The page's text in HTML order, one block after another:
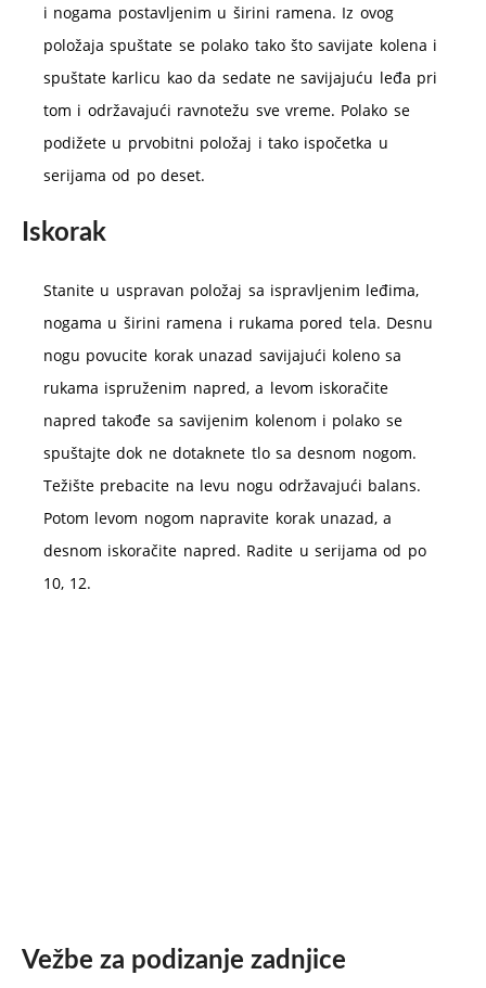
i nogama postavljenim u širini ramena. Iz ovog
položaja spuštate se polako tako što savijate kolena i
spuštate karlicu kao da sedate ne savijajuću leđa pri
tom i održavajući ravnotežu sve vreme. Polako se
podižete u prvobitni položaj i tako ispočetka u
serijama od po deset.
Iskorak
Stanite u uspravan položaj sa ispravljenim leđima,
nogama u širini ramena i rukama pored tela. Desnu
nogu povucite korak unazad savijajući koleno sa
rukama ispruženim napred, a levom iskoračite
napred takođe sa savijenim kolenom i polako se
spuštajte dok ne dotaknete tlo sa desnom nogom.
Težište prebacite na levu nogu održavajući balans.
Potom levom nogom napravite korak unazad, a
desnom iskoračite napred. Radite u serijama od po
10, 12.
Vežbe za podizanje zadnjice